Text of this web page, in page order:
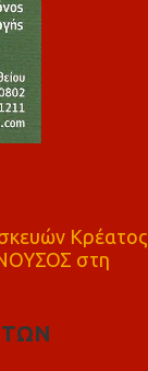
Κρέατος
στη